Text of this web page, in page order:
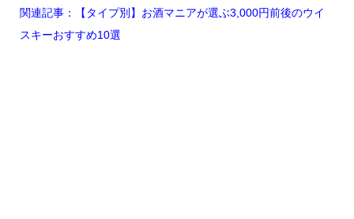
関連記事：【タイプ別】お酒マニアが選ぶ3,000円前後のウイ
スキーおすすめ10選